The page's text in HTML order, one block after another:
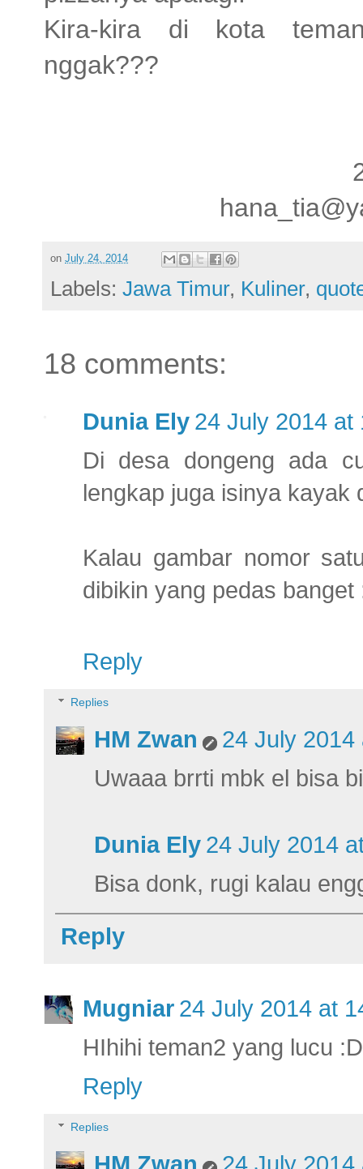
Kira-kira di kota
nggak???
on July 24, 2014
Labels: Jawa Timur, Kuliner,
18 comments:
Dunia Ely 24 July 2014 at
Di desa dongeng ada
lengkap juga isinya kayak
Kalau gambar nomor
dibikin yang pedas banget
Reply
Replies
HM Zwan
24 July 2014
Uwaaa brrti mbk el bisa
Dunia Ely 24 July 2014
Bisa donk, rugi kalau
Reply
Mugniar 24 July 2014 at
HIhihi teman2 yang lucu :D
Reply
Replies